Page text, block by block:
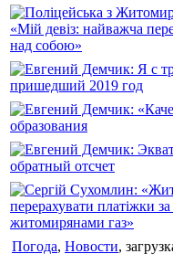
Погода, Новости,